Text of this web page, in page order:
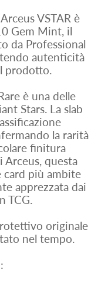
VSTAR è
Gem Mint, il
da Professional
autenticità
prodotto.
è una delle
Stars. La slab
la rarità
finitura
Arceus, questa
card più ambite
apprezzata dai
TCG.
originale
nel tempo.